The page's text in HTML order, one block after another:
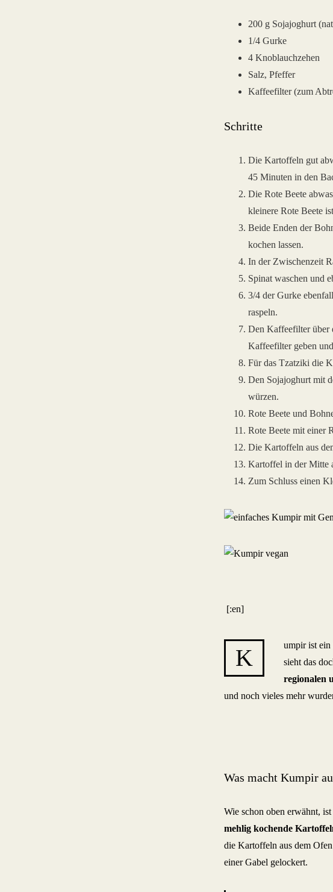
200 g Sojajoghurt
1/4 Gurke
4 Knoblauchzehen
Salz, Pfeffer
Kaffeefilter (zum
Schritte
Die Kartoffeln gut
45 Minuten in den
Die Rote Beete
kleinere Rote Beete
Beide Enden der
kochen lassen.
In der Zwischenzeit
Spinat waschen und
3/4 der Gurke
raspeln.
Den Kaffeefilter über
Kaffeefilter geben
Für das Tzatziki die
Den Sojajoghurt mit
würzen.
Rote Beete und
Rote Beete mit einer
Die Kartoffeln aus
Kartoffel in der Mitte
Zum Schluss einen
[:en]
K
umpir ist ein
sieht das
regionalen
und noch vieles mehr
Was macht Kumpir
Wie schon oben erwähnt,
mehlig kochende
die Kartoffeln aus dem
einer Gabel gelockert.